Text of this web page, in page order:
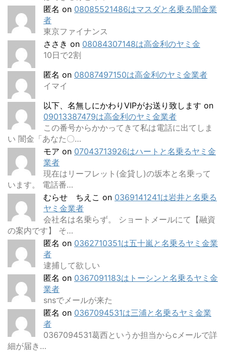
匿名 on 08085521486はマスダと名乗る闇金業
者
東京ファイナンス
ささき on 08084307148は高金利のヤミ金
10日で2割
匿名 on 08087497150は高金利のヤミ金業者
イマイ
以下、名無しにかわりVIPがお送り致します on
09013387479は高金利のヤミ金業者
この番号からかかってきて私は電話に出てしま
い 闇金「あなた〇…
モア on 07043713926はハートと名乗るヤミ金
業者
現在はリーフレット(金貸し)の坂本と名乗って
います。 電話番…
むらせ ちえこ on 0369141241は岩井と名乗る
ヤミ金業者
会社名は名乗らず。 ショートメールにて【融資
の案内です】 そ…
匿名 on 0362710351は五十嵐と名乗るヤミ金業
者
逮捕して欲しい
匿名 on 0367091183はトーシンと名乗るヤミ金
業者
snsでメールが来た
匿名 on 0367094531は三浦と名乗るヤミ金業
者
0367094531葛西というか担当からcメールで詳
細が届き…